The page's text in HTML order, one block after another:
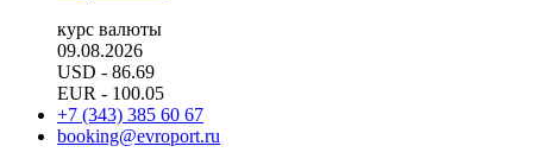
курс валюты
09.08.2026
USD - 86.69
EUR - 100.05
+7 (343) 385 60 67
booking@evroport.ru